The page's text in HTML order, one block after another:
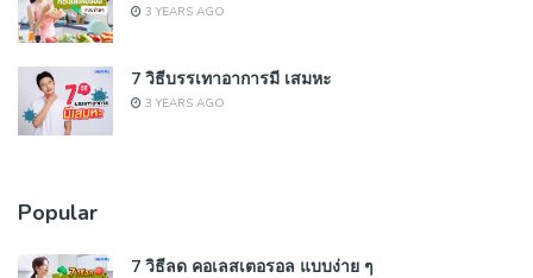
3 YEARS AGO
7 วิธีบรรเทาอาการมี เสมหะ
3 YEARS AGO
Popular
7 วิธีลด คอเลสเตอรอล แบบง่าย ๆ